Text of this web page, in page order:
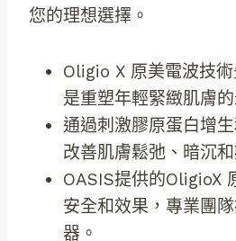
您的理想選擇。
Oligio X 原美電波技術
是重塑年輕緊緻肌膚
通過刺激膠原蛋白增
改善肌膚鬆弛、暗沉
OASIS提供的OligioX
安全和效果，專業團
器。